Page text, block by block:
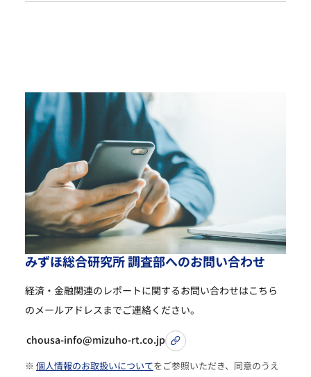
みずほ総合研究所調査部へのお問い合わせ
経済・金融関連のレポートに関するお問い合わせはこちら
のメールアドレスまでご連絡ください。
chousa-info@mizuho-rt.co.jp
※ 個人情報のお取扱いについてをご参照いただき、同意のうえ